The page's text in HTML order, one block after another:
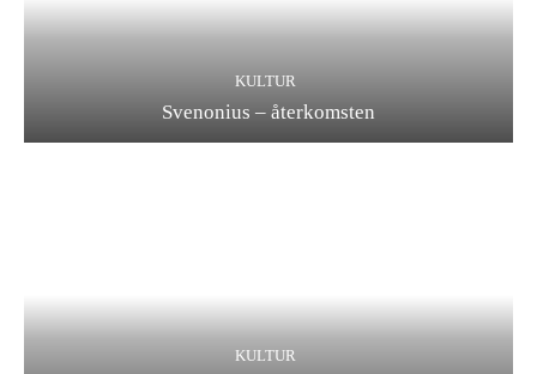
KULTUR
Svenonius – återkomsten
KULTUR